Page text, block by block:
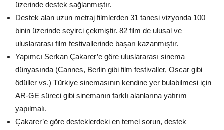
üzerinde destek sağlanmıştır.
Destek alan uzun metraj filmlerden 31 tanesi vizyonda 100
binin üzerinde seyirci çekmiştir. 82 film de ulusal ve
uluslararası film festivallerinde başarı kazanmıştır.
Yapımcı Serkan Çakarer’e göre uluslararası sinema
dünyasında (Cannes, Berlin gibi film festivaller, Oscar gibi
ödüller vs.) Türkiye sinemasının kendine yer bulabilmesi için
AR-GE süreci gibi sinemanın farklı alanlarına yatırım
yapılmalı.
Çakarer’e göre desteklerdeki en temel sorun, destek